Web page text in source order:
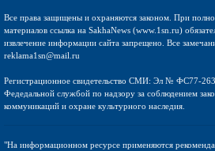
Все права защищены и охраняются законом. При
материалов ссылка на SakhaNews (www.1sn.ru)
извлечение информации сайта запрещено. Все
reklama1sn@mail.ru
Регистрационное свидетельство СМИ: Эл № ФС77-
Федедальной службой по надзору за соблюдением
коммуникаций и охране культурного наследия.
"На информационном ресурсе применяются